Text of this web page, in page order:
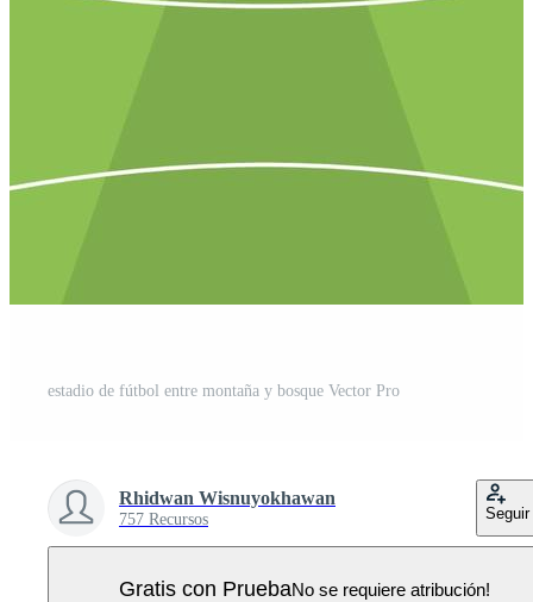
estadio de fútbol entre montaña y bosque Vector Pro
Rhidwan Wisnuyokhawan
757 Recursos Seguir
Gratis con PruebaNo se requiere atribución!